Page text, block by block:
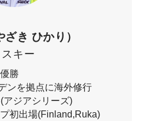
き ひかり）
キー
勝
ンを拠点に海外修行
アジアシリーズ)
初出場(Finland,Ruka)